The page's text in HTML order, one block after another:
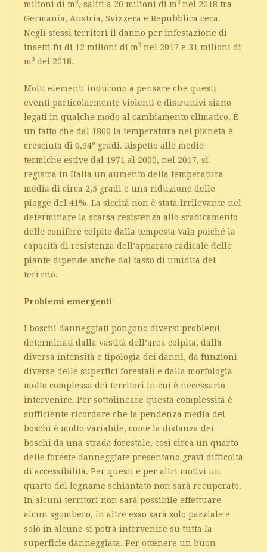
milioni di m3, saliti a 20 milioni di m3 nel 2018 tra
Germania, Austria, Svizzera e Repubblica ceca.
Negli stessi territori il danno per infestazione di
insetti fu di 12 milioni di m3 nel 2017 e 31 milioni di
m3 del 2018.
Molti elementi inducono a pensare che questi
eventi particolarmente violenti e distruttivi siano
legati in qualche modo al cambiamento climatico. È
un fatto che dal 1800 la temperatura nel pianeta è
cresciuta di 0,94° gradi. Rispetto alle medie
termiche estive dal 1971 al 2000, nel 2017, si
registra in Italia un aumento della temperatura
media di circa 2,5 gradi e una riduzione delle
piogge del 41%. La siccità non è stata irrilevante nel
determinare la scarsa resistenza allo sradicamento
delle conifere colpite dalla tempesta Vaia poiché la
capacità di resistenza dell’apparato radicale delle
piante dipende anche dal tasso di umidità del
terreno.
Problemi emergenti
I boschi danneggiati pongono diversi problemi
determinati dalla vastità dell’area colpita, dalla
diversa intensità e tipologia dei danni, da funzioni
diverse delle superfici forestali e dalla morfologia
molto complessa dei territori in cui è necessario
intervenire. Per sottolineare questa complessità è
sufficiente ricordare che la pendenza media dei
boschi è molto variabile, come la distanza dei
boschi da una strada forestale, così circa un quarto
delle foreste danneggiate presentano gravi difficoltà
di accessibilità. Per questi e per altri motivi un
quarto del legname schiantato non sarà recuperato.
In alcuni territori non sarà possibile effettuare
alcun sgombero, in altre esso sarà solo parziale e
solo in alcune si potrà intervenire su tutta la
superficie danneggiata. Per ottenere un buon